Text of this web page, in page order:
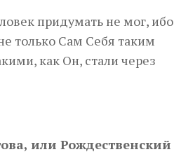
придумать не мог, ибо
только Сам Себя таким
как Он, стали через
или Рождественский